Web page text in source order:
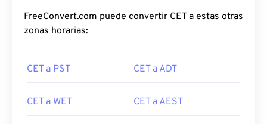
FreeConvert.com puede convertir CET a estas otras
zonas horarias:
CET a PST CET a ADT
CET a WET CET a AEST